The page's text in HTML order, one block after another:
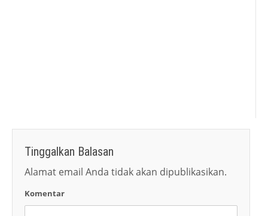
Tinggalkan Balasan
Alamat email Anda tidak akan dipublikasikan.
Komentar